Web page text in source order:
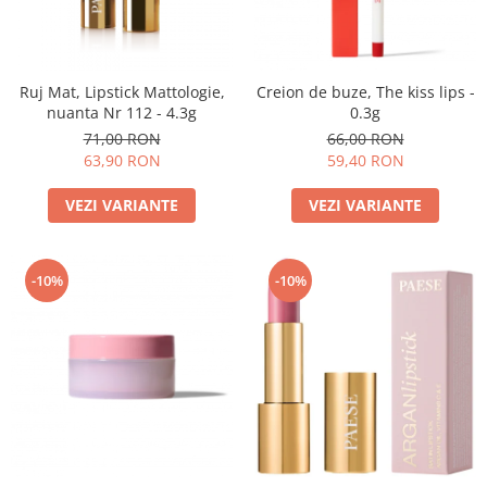
Ruj Mat, Lipstick Mattologie,
nuanta Nr 112 - 4.3g
71,00 RON
63,90 RON
VEZI VARIANTE
Creion de buze, The kiss lips -
0.3g
66,00 RON
59,40 RON
VEZI VARIANTE
-10% -10%